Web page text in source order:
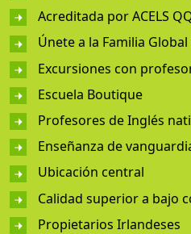
Acreditada por ACELS
Únete a la Familia
Excursiones con
Escuela Boutique
Profesores de Inglés
Enseñanza de
Ubicación central
Calidad superior a bajo
Propietarios Irlandeses